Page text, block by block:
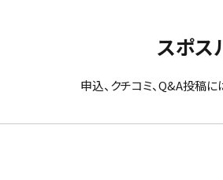
スポス
申込、クチコミ、Q&A投稿